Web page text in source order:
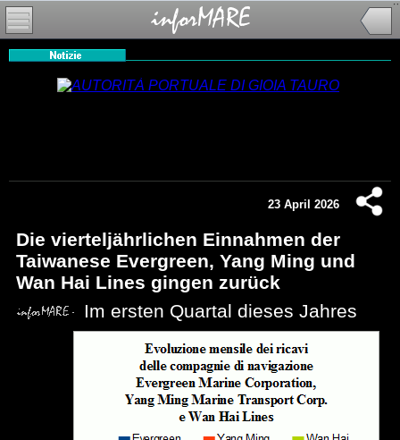
23 April 2026
Die vierteljährlichen Einnahmen der
Taiwanese Evergreen, Yang Ming und
Wan Hai Lines gingen zurück
Im ersten Quartal dieses Jahres